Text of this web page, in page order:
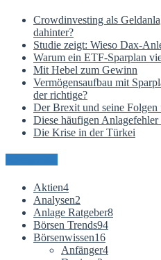
Crowdinvesting als
dahinter?
Studie zeigt: Wieso Dax-
Warum ein ETF-Sparplan
Mit Hebel zum Gewinn
Vermögensaufbau mit
der richtige?
Der Brexit und seine
Diese häufigen
Die Krise in der Türkei
Aktien4
Analysen2
Anlage Ratgeber8
Börsen Trends94
Börsenwissen16
Anfänger4